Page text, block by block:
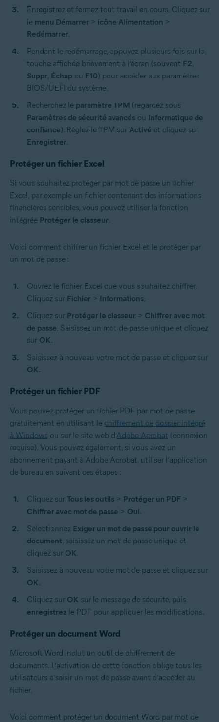
Enregistrez et fermez tout travail en cours. Cliquez sur
le menu Démarrer > icône Alimentation >
Redémarrer.
Pendant le redémarrage, appuyez plusieurs fois sur la
touche affichée brièvement à l’écran (souvent F2,
Suppr, Échap ou F10) pour accéder aux paramètres
BIOS/UEFI du système.
Recherchez le paramètre TPM (regardez sous
Paramètres de sécurité avancés ou Informatique de
confiance). Réglez le TPM sur Activé et cliquez sur
Enregistrer.
Protéger un fichier Excel
Si vous souhaitez protéger par mot de passe un fichier
Excel, par exemple un fichier contenant des informations
financières sensibles, vous pouvez utiliser la fonction
intégrée Protéger le classeur.
Voici comment chiffrer un fichier Excel et le protéger par
un mot de passe :
Ouvrez le fichier Excel que vous souhaitez chiffrer.
Cliquez sur Fichier > Informations.
Cliquez sur Protéger le classeur > Chiffrer avec mot
de passe. Saisissez un mot de passe unique et cliquez
sur OK.
Saisissez à nouveau votre mot de passe et cliquez sur
OK.
Protéger un fichier PDF
Vous pouvez protéger un fichier PDF par mot de passe
gratuitement en utilisant le chiffrement de dossier intégré
à Windows ou sur le site web d’Adobe Acrobat (connexion
requise). Vous pouvez également, si vous avez un
abonnement payant à Adobe Acrobat, utiliser l’application
de bureau en suivant ces étapes :
Cliquez sur Tous les outils > Protéger un PDF >
Chiffrer avec mot de passe > Oui.
Sélectionnez Exiger un mot de passe pour ouvrir le
document, saisissez un mot de passe unique et
cliquez sur OK.
Saisissez à nouveau votre mot de passe et cliquez sur
OK.
Cliquez sur OK sur le message de sécurité, puis
enregistrez le PDF pour appliquer les modifications.
Protéger un document Word
Microsoft Word inclut un outil de chiffrement de
documents. L’activation de cette fonction oblige tous les
utilisateurs à saisir un mot de passe avant d’accéder au
fichier.
Voici comment protéger un document Word par mot de